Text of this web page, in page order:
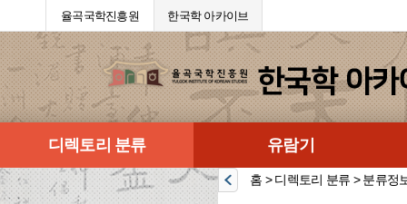
율곡국학진흥원 한국학 아카이브
디렉토리 분류 유람기
홈 > 디렉토리 분류 > 분류정